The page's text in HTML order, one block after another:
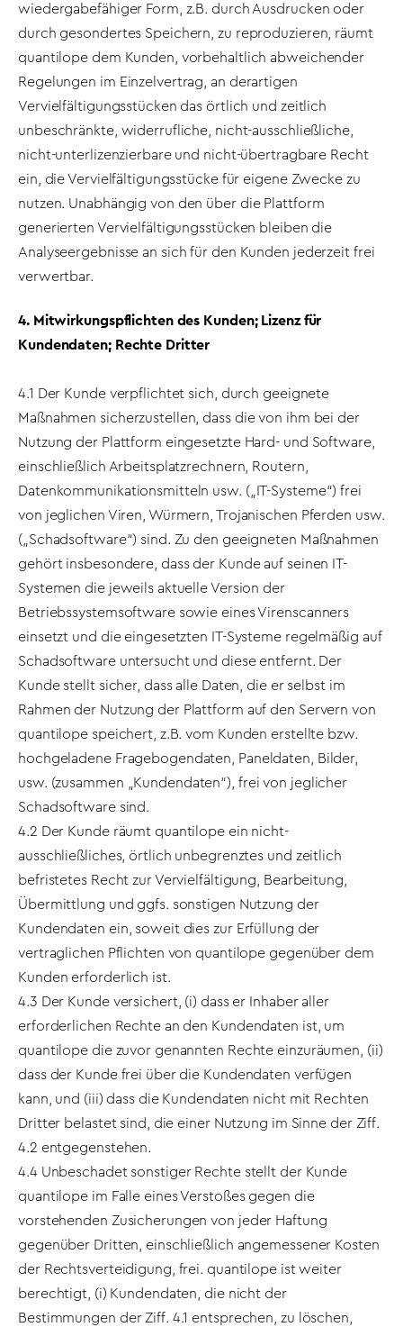
wiedergabefähiger Form, z.B. durch Ausdrucken oder
durch gesondertes Speichern, zu reproduzieren, räumt
quantilope dem Kunden, vorbehaltlich abweichender
Regelungen im Einzelvertrag, an derartigen
Vervielfältigungsstücken das örtlich und zeitlich
unbeschränkte, widerrufliche, nicht-ausschließliche,
nicht-unterlizenzierbare und nicht-übertragbare Recht
ein, die Vervielfältigungsstücke für eigene Zwecke zu
nutzen. Unabhängig von den über die Plattform
generierten Vervielfältigungsstücken bleiben die
Analyseergebnisse an sich für den Kunden jederzeit frei
verwertbar.
4. Mitwirkungspflichten des Kunden; Lizenz für
Kundendaten; Rechte Dritter
4.1 Der Kunde verpflichtet sich, durch geeignete
Maßnahmen sicherzustellen, dass die von ihm bei der
Nutzung der Plattform eingesetzte Hard- und Software,
einschließlich Arbeitsplatzrechnern, Routern,
Datenkommunikationsmitteln usw. („IT-Systeme“) frei
von jeglichen Viren, Würmern, Trojanischen Pferden usw.
(„Schadsoftware“) sind. Zu den geeigneten Maßnahmen
gehört insbesondere, dass der Kunde auf seinen IT-
Systemen die jeweils aktuelle Version der
Betriebssystemsoftware sowie eines Virenscanners
einsetzt und die eingesetzten IT-Systeme regelmäßig auf
Schadsoftware untersucht und diese entfernt. Der
Kunde stellt sicher, dass alle Daten, die er selbst im
Rahmen der Nutzung der Plattform auf den Servern von
quantilope speichert, z.B. vom Kunden erstellte bzw.
hochgeladene Fragebogendaten, Paneldaten, Bilder,
usw. (zusammen „Kundendaten“), frei von jeglicher
Schadsoftware sind.
4.2 Der Kunde räumt quantilope ein nicht-
ausschließliches, örtlich unbegrenztes und zeitlich
befristetes Recht zur Vervielfältigung, Bearbeitung,
Übermittlung und ggfs. sonstigen Nutzung der
Kundendaten ein, soweit dies zur Erfüllung der
vertraglichen Pflichten von quantilope gegenüber dem
Kunden erforderlich ist.
4.3 Der Kunde versichert, (i) dass er Inhaber aller
erforderlichen Rechte an den Kundendaten ist, um
quantilope die zuvor genannten Rechte einzuräumen, (ii)
dass der Kunde frei über die Kundendaten verfügen
kann, und (iii) dass die Kundendaten nicht mit Rechten
Dritter belastet sind, die einer Nutzung im Sinne der Ziff.
4.2 entgegenstehen.
4.4 Unbeschadet sonstiger Rechte stellt der Kunde
quantilope im Falle eines Verstoßes gegen die
vorstehenden Zusicherungen von jeder Haftung
gegenüber Dritten, einschließlich angemessener Kosten
der Rechtsverteidigung, frei. quantilope ist weiter
berechtigt, (i) Kundendaten, die nicht der
Bestimmungen der Ziff. 4.1 entsprechen, zu löschen,